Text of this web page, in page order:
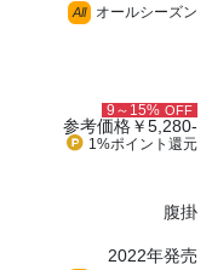
All オールシーズン
9～15% OFF
参考価格￥5,280-
1%ポイント 還元
腹掛
2022年発売